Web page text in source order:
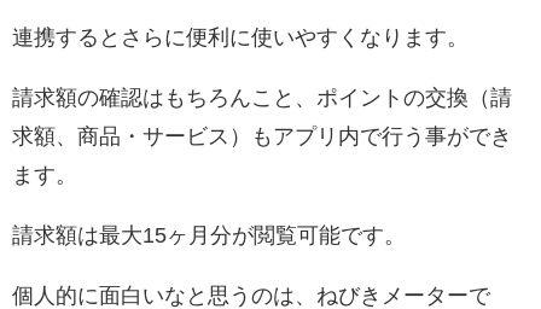
連携するとさらに便利に使いやすくなります。
請求額の確認はもちろんこと、ポイントの交換（請
求額、商品・サービス）もアプリ内で行う事ができ
ます。
請求額は最大15ヶ月分が閲覧可能です。
個人的に面白いなと思うのは、ねびきメーターで